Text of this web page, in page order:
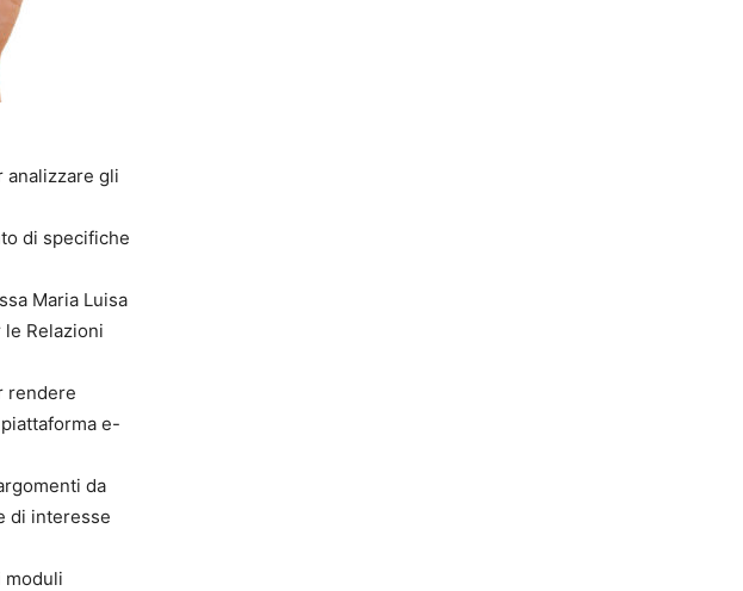
analizzare gli
di specifiche
Maria Luisa
Relazioni
rendere
e-
da
di interesse
moduli